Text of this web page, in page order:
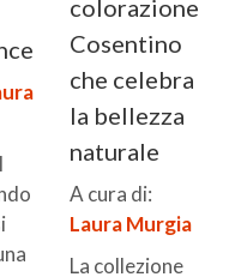
colorazione
Cosentino
che celebra
la bellezza
naturale
A cura di:
Laura Murgia
La collezione